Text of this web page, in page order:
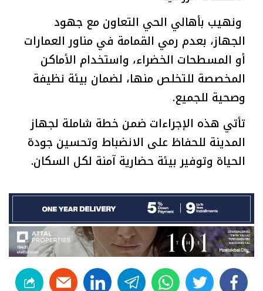
ونهيب بأهالي الحي التعاون مع جهود
الجهاز، بعدم رمي القمامة في مناور العمارات
أو المسطحات الخضراء، واستخدام الأماكن
المخصصة للتخلص منها، لضمان بيئة نظيفة
وصحية للجميع.
تأتي هذه الإجراءات ضمن خطة شاملة لجهاز
المدينة للحفاظ على الانضباط وتحسين جودة
الحياة وتوفير بيئة حضارية آمنة لكل السكان.
facebook
twitter
whats
telegram
linkedin